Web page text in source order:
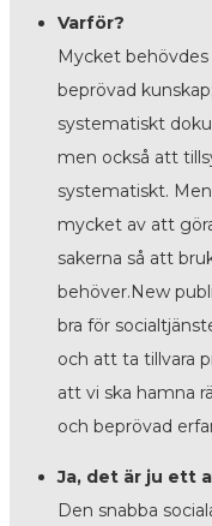
Varför?
Mycket behövdes
beprövad
systematiskt
men också att
systematiskt.
mycket av att
sakerna så att
behöver.New
bra för
och att ta tillvara
att vi ska hamna
och beprövad
Ja, det är ju ett
Den snabba